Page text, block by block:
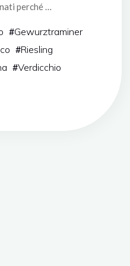
perché …
#Gewurztraminer
#Riesling
#Verdicchio